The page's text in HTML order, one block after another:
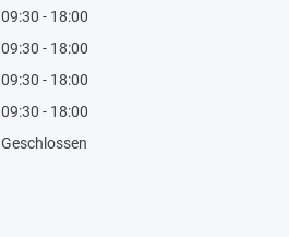
09:30 - 18:00
09:30 - 18:00
09:30 - 18:00
09:30 - 18:00
Geschlossen